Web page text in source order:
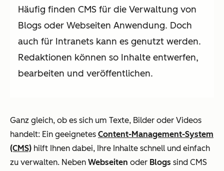
Häufig finden CMS für die Verwaltung von
Blogs oder Webseiten Anwendung. Doch
auch für Intranets kann es genutzt werden.
Redaktionen können so Inhalte entwerfen,
bearbeiten und veröffentlichen.
Ganz gleich, ob es sich um Texte, Bilder oder Videos
handelt: Ein geeignetes Content-Management-System
(CMS) hilft Ihnen dabei, Ihre Inhalte schnell und einfach
zu verwalten. Neben Webseiten oder Blogs sind CMS